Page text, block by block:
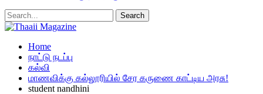
Home
நாட்டு நடப்பு
கல்வி
மாணவிக்கு கல்லூரியில் சேர கருணை காட்டிய அரசு!
student nandhini